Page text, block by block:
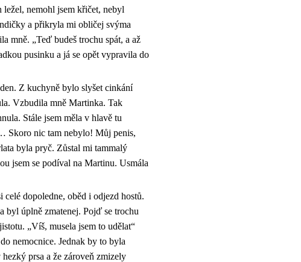
nemohl jsem křičet, nebyl
a přikryla mi obličej svýma
mně. „Teď budeš trochu spát, a až
pusinku a já se opět vypravila do
Z kuchyně bylo slyšet cinkání
Vzbudila mně Martinka. Tak
Stále jsem měla v hlavě tu
Skoro nic tam nebylo! Můj penis,
byla pryč. Zůstal mi tammalý
jsem se podíval na Martinu. Usmála
dopoledne, oběd i odjezd hostů.
úplně zmatenej. Pojď se trochu
„Víš, musela jsem to udělat“
nemocnice. Jednak by to byla
prsa a že zároveň zmizely